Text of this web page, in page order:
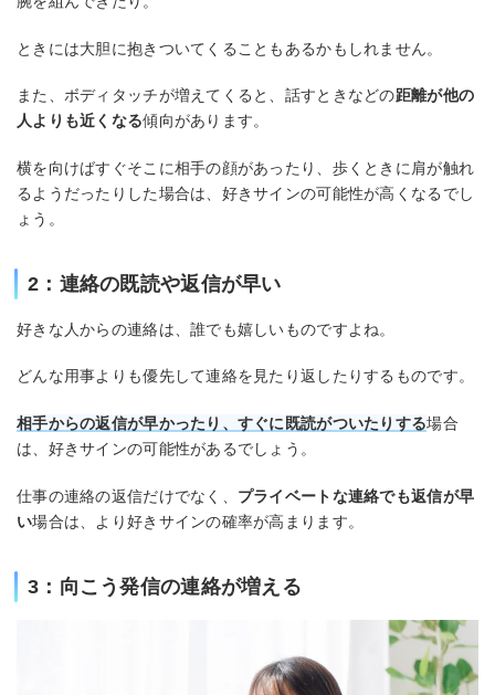
ときには大胆に抱きついてくることもあるかもしれません。
また、ボディタッチが増えてくると、話すときなどの距離が他の
人よりも近くなる傾向があります。
横を向けばすぐそこに相手の顔があったり、歩くときに肩が触れ
るようだったりした場合は、好きサインの可能性が高くなるでし
ょう。
2：連絡の既読や返信が早い
好きな人からの連絡は、誰でも嬉しいものですよね。
どんな用事よりも優先して連絡を見たり返したりするものです。
相手からの返信が早かったり、すぐに既読がついたりする場合
は、好きサインの可能性があるでしょう。
仕事の連絡の返信だけでなく、 プライベートな連絡でも返信が早
い場合は、より好きサインの確率が高まります。
3：向こう発信の連絡が増える